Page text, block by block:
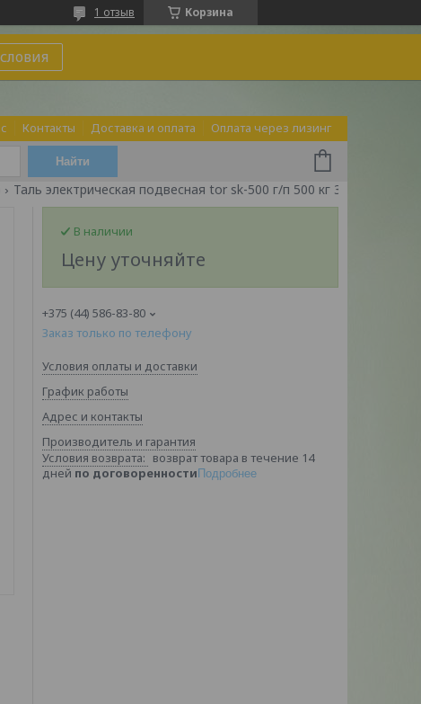
Корзина
1 отзыв
Контакты Доставка и оплата Оплата через лизинг
Найти
В наличии
Цену уточняйте
+375 (44) 586-83-80
Заказ только по телефону
Условия оплаты и доставки
График работы
Адрес и контакты
Производитель и гарантия
возврат товара в течение 14
дней по договоренности Подробнее